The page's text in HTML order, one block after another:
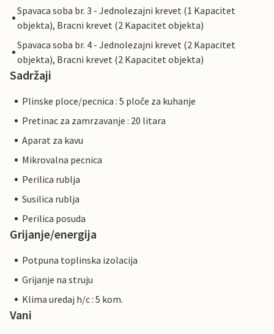
Spavaca soba br. 3 - Jednolezajni krevet (1 Kapacitet
objekta), Bracni krevet (2 Kapacitet objekta)
Spavaca soba br. 4 - Jednolezajni krevet (2 Kapacitet
objekta), Bracni krevet (2 Kapacitet objekta)
Sadržaji
Plinske ploce/pecnica : 5 ploče za kuhanje
Pretinac za zamrzavanje : 20 litara
Aparat za kavu
Mikrovalna pecnica
Perilica rublja
Susilica rublja
Perilica posuda
Grijanje/energija
Potpuna toplinska izolacija
Grijanje na struju
Klima uredaj h/c : 5 kom.
Vani